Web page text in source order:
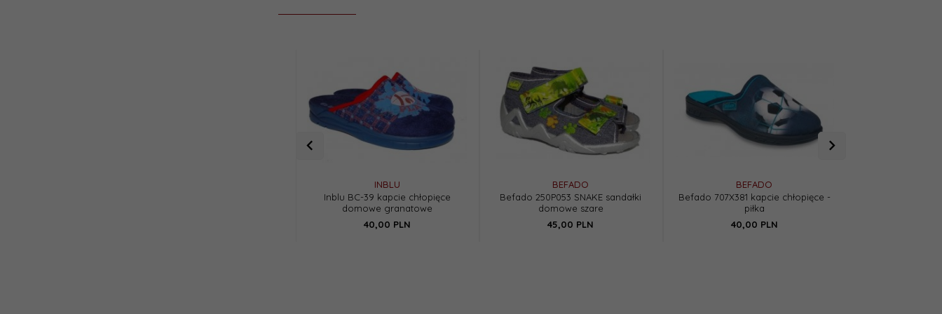
INBLU
Inblu BC-39 kapcie chłopięce
domowe granatowe
40,00 PLN
BEFADO
Befado 250P053 SNAKE sandałki
domowe szare
45,00 PLN
BEFADO
Befado 707X381 kapcie chłopięce -
piłka
40,00 PLN